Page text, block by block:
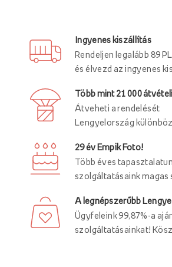
Ingyenes kiszállítás
Rendeljen legalább 89
és élvezd az ingyenes
Több mint 21 000
Átveheti a rendelését
Lengyelország
29 év Empik Foto!
Több éves
szolgáltatásaink magas
A legnépszerűbb
Ügyfeleink 99,87%-a
szolgáltatásainkat!